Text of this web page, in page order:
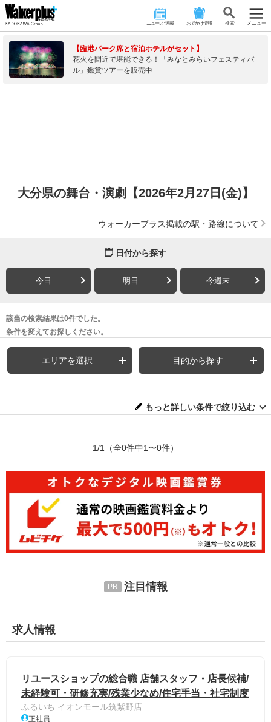
ニュース･連載 おでかけ情報 検 索 メニュー
【臨港パーク席と宿泊ホテルがセット】
花火を間近で堪能できる！「みなとみらいフェスティバ
ル」鑑賞ツアーを販売中
大分県の舞台・演劇【2026年2月27日(金)】
ウォーカープラス掲載の駅・路線について
日付から探す
今日 明日 今週末
該当の検索結果は0件でした。
条件を変えてお探しください。
エリアを選択 目的から探す
もっと詳しい条件で絞り込む
1/1 （全0件中1〜0件）
注目情報
求人情報
リユースショップの総合職 店舗スタッフ・店長候補/
未経験可・研修充実/残業少なめ/住宅手当・社宅制度
ふるいち イオンモール筑紫野店
正社員